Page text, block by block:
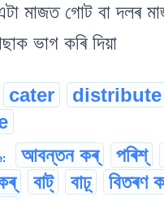
মাজত গোট বা দলৰ
ভাগ কৰি দিয়া
cater distribute
আবন্তন কৰ্ পৰিশ্
বাট্ বাঢ়্ বিতৰণ